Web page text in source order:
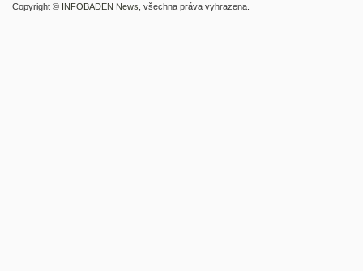
Copyright © INFOBADEN News , všechna práva vyhrazena.